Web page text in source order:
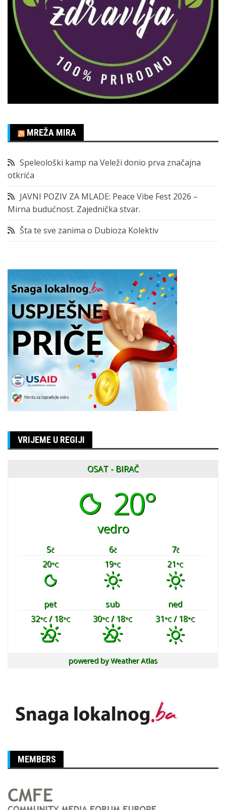
MREŽA MIRA
Speleološki kamp na Veleži donio prva značajna
otkrića
JAVNI POZIV ZA MLADE: Peace Vibe Fest 2026 –
Mirna budućnost. Zajednička stvar.
Šta te sve zanima o Dubioza Kolektiv
VRIJEME U REGIJI
OSAT - BIRAČ
20°
vedro
5č 6č 7č
20°C 19°C 21°C
pet sub
ned
32°C/ 18°C 30°C/ 18°C 31°C/ 18°C
powered byWeather Atlas
MEMBERS